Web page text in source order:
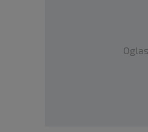
Oglas